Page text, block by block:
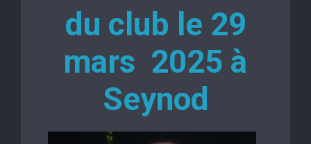
du club le 29
mars 2025 à
Seynod